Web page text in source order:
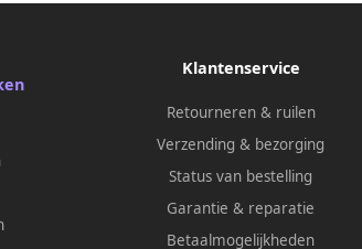
Klantenservice
Retourneren & ruilen
Verzending & bezorging
Status van bestelling
Garantie & reparatie
Betaalmogelijkheden